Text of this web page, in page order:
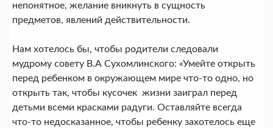
непонятное, желание вникнуть в сущность
предметов, явлений действительности.
Нам хотелось бы, чтобы родители следовали
мудрому совету В.А Сухомлинского: «Умейте открыть
перед ребенком в окружающем мире что-то одно, но
открыть так, чтобы кусочек жизни заиграл перед
детьми всеми красками радуги. Оставляйте всегда
что-то недосказанное, чтобы ребенку захотелось еще